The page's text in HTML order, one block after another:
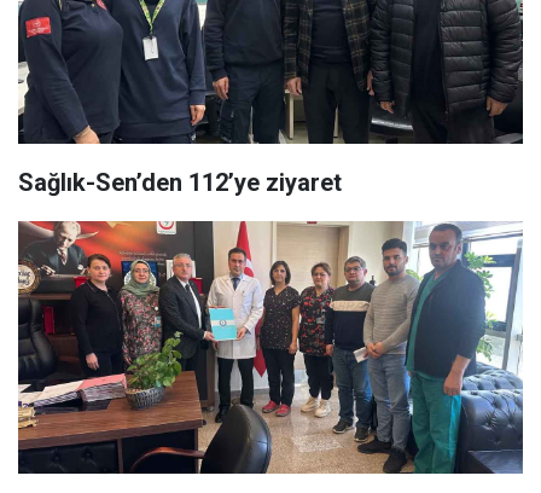
Sağlık-Sen’den 112’ye ziyaret